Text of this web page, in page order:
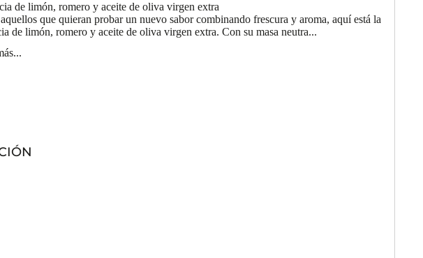
de limón, romero y aceite de oliva virgen extra
que quieran probar un nuevo sabor combinando frescura y aroma, aquí está la
de limón, romero y aceite de oliva virgen extra. Con su masa neutra...